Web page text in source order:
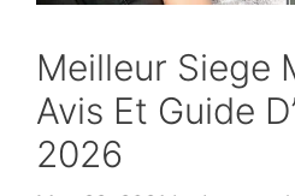
Meilleur Siege
Avis Et Guide
2026